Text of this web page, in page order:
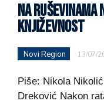
NA RUŠEVINAMA
KNJIŽEVNOST
Novi Region 13/07/
Piše: Nikola
Dreković Nakon